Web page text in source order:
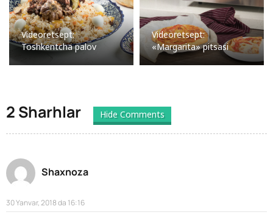
Videoretsept:
Toshkentcha palov
Videoretsept:
«Margarita» pitsasi
2 Sharhlar Hide Comments
Shaxnoza
30 Yanvar, 2018 da 16:16